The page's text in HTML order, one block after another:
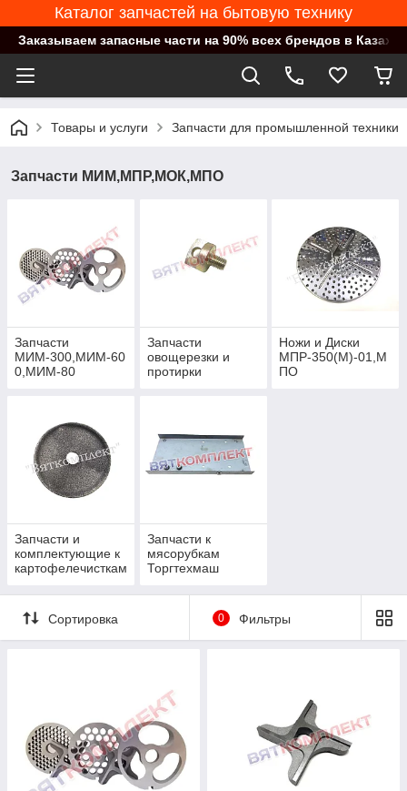
Каталог запчастей на бытовую технику
Заказываем запасные части на 90% всех брендов в
Товары и услуги Запчасти для промышленной техники
Запчасти МИМ,МПР,МОК,МПО
Запчасти
МИМ-300,МИМ-60
0,МИМ-80
Запчасти
овощерезки и
протирки
Ножи и Диски
МПР-350(М)-01,М
ПО
Запчасти и
комплектующие к
картофелечисткам
МОК-300,
Запчасти к
мясорубкам
Торгтехмаш
ТМ-12, ТМ-12М
Сортировка
0 Фильтры